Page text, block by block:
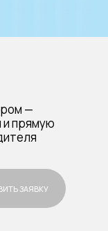
ЗАЯВКУ
—
и прямую